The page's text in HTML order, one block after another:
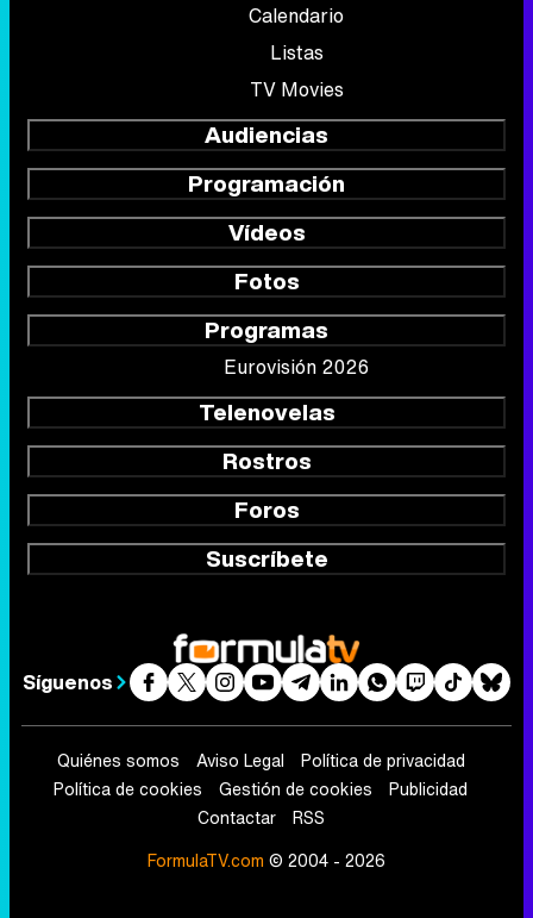
Calendario
Listas
TV Movies
Audiencias
Programación
Vídeos
Fotos
Programas
Eurovisión 2026
Telenovelas
Rostros
Foros
Suscríbete
Síguenos
Quiénes somos Aviso Legal
Política de privacidad
Política de cookies
Gestión de cookies
Publicidad
Contactar
RSS
FormulaTV.com © 2004 - 2026